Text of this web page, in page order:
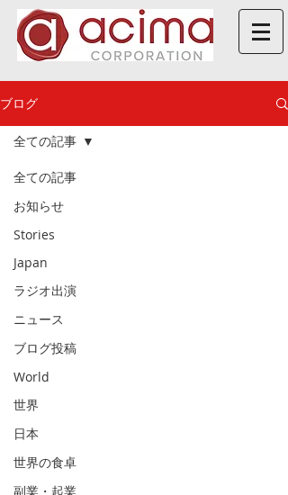
ブログ
全ての記事
お知らせ
Stories
Japan
ラジオ出演
ニュース
ブログ投稿
World
世界
日本
世界の食卓
副業・起業
全ての記事